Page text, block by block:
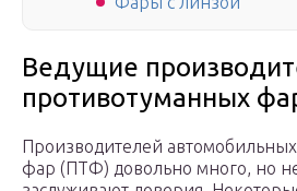
Ведущие
противотуманных
Производителей
фар (ПТФ) довольно много, но